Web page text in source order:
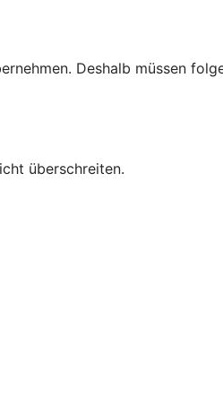
Deshalb müssen
überschreiten.